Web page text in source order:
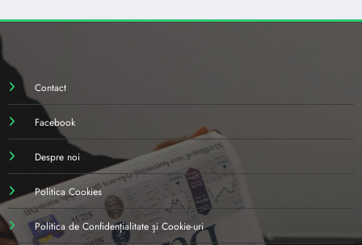
Contact
Facebook
Despre noi
Politica Cookies
Politica de Confidențialitate și Cookie-uri